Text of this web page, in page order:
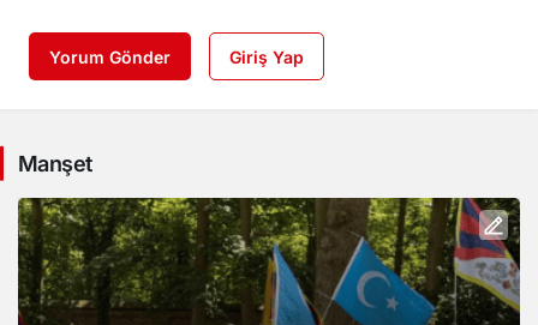
Yorum Gönder Giriş Yap
Manşet